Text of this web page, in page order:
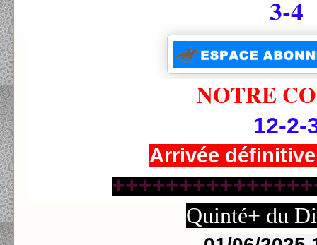
3-4
NOTRE
12-2-
Arrivée
Quinté+ du